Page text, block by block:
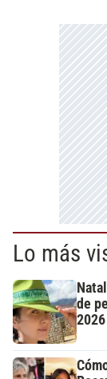
Lo más
de
2026